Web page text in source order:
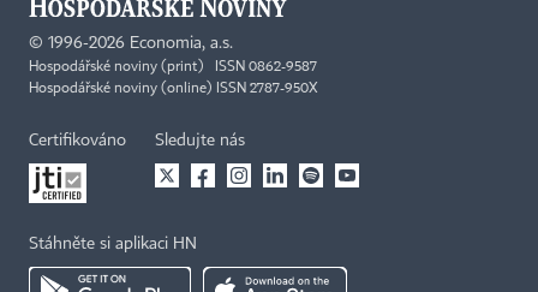
© 1996-2026 Economia, a.s.
Hospodářské noviny (print) ISSN 0862-9587
Hospodářské noviny (online) ISSN 2787-950X
Certifikováno Sledujte nás
Stáhněte si aplikaci HN